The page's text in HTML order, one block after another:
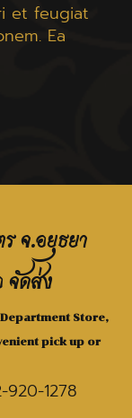
et feugiat
Ea
จ.อยุธยา
จัดส่ง
Store,
pick up or
920-1278